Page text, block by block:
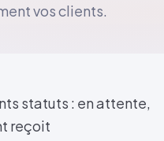
vos clients.
statuts : en attente,
reçoit